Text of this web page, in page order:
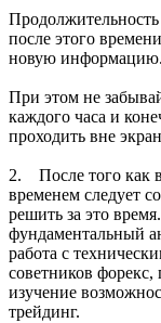
после этого
новую информацию.
При этом не
каждого часа и
проходить вне
2. После того как
временем следует
решить за это
фундаментальный
работа с
советников форекс,
изучение
трейдинг.